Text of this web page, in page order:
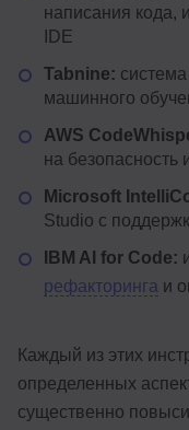
написания кода,
IDE
Tabnine:
машинного
AWS
на безопасность
Microsoft
Studio с
IBM AI for Code:
рефакторинга и
Каждый из этих
определенных
существенно